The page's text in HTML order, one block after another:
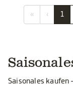
« ‹ 1
Saisonales kaufen